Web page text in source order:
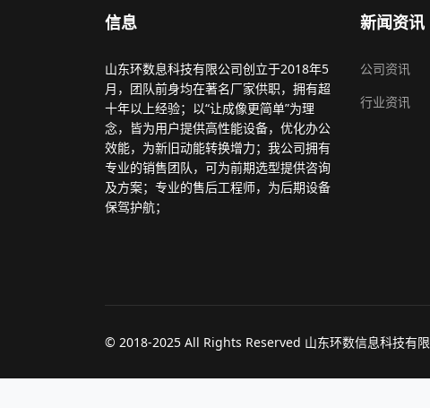
信息
山东环数息科技有限公司创立于2018年5
月，团队前身均在著名厂家供职，拥有超
十年以上经验；以“让成像更简单”为理
念，皆为用户提供高性能设备，优化办公
效能，为新旧动能转换增力；我公司拥有
专业的销售团队，可为前期选型提供咨询
及方案；专业的售后工程师，为后期设备
保驾护航；
新闻资讯
公司资讯
行业资讯
© 2018-2025 All Rights Reserved 山东环数信息科技有